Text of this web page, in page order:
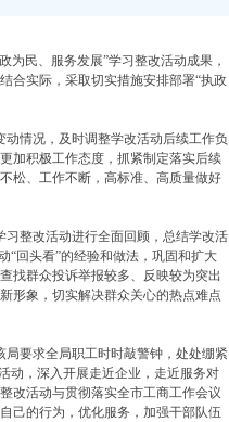
民、服务发展”学习整改活动成果，
合实际，采取切实措施安排部署“执政
动情况，及时调整学改活动后续工作负
加积极工作态度，抓紧制定落实后续
松、工作不断，高标准、高质量做好
习整改活动进行全面回顾，总结学改活
“回头看”的经验和做法，巩固和扩大
找群众投诉举报较多、反映较为突出
形象，切实解决群众关心的热点难点
局要求全局职工时时敲警钟，处处绷紧
动，深入开展走近企业，走近服务对
改活动与贯彻落实全市工商工作会议
己的行为，优化服务，加强干部队伍